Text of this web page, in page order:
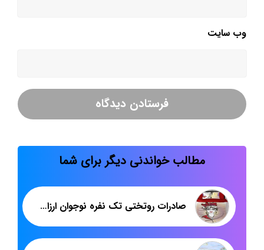
وب‌ سایت
مطالب خواندنی دیگر برای شما
صادرات روتختی تک نفره نوجوان ارزان قیمت